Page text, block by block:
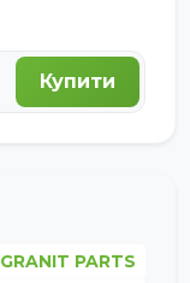
Купити
GRANIT PARTS